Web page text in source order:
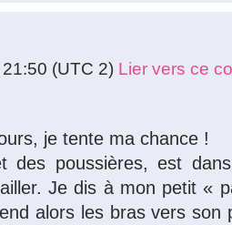
(UTC 2) Lier vers ce
je tente ma chance !
des poussières, est
Je dis à mon petit «
alors les bras vers son